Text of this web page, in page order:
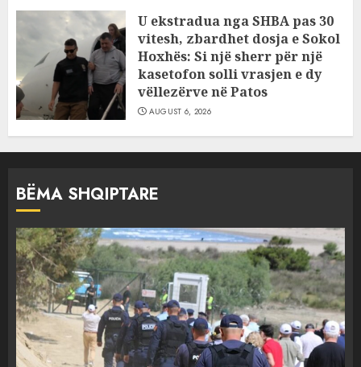
U ekstradua nga SHBA pas 30
vitesh, zbardhet dosja e Sokol
Hoxhës: Si një sherr për një
kasetofon solli vrasjen e dy
vëllezërve në Patos
AUGUST 6, 2026
BËMA SHQIPTARE